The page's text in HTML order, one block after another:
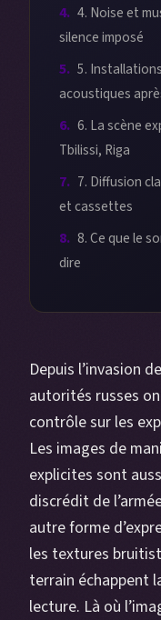
4. Noise et
silence imposé
5.
acoustiques
6. La scène
Tbilissi, Riga
7. Diffusion
et cassettes
8. Ce que le
dire
Depuis l’invasion
autorités russes
contrôle sur les
Les images de
explicites sont
discrédit de
autre forme
les textures
terrain échappent
lecture. Là où